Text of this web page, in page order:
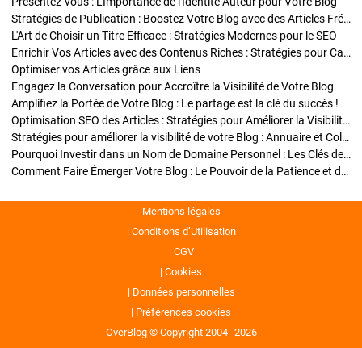
Stratégies de Publication : Boostez Votre Blog avec des Articles Fréquents et Exclusifs
L'Art de Choisir un Titre Efficace : Stratégies Modernes pour le SEO
Enrichir Vos Articles avec des Contenus Riches : Stratégies pour Captiver et Optimiser
Optimiser vos Articles grâce aux Liens
Engagez la Conversation pour Accroître la Visibilité de Votre Blog
Amplifiez la Portée de Votre Blog : Le partage est la clé du succès !
Optimisation SEO des Articles : Stratégies pour Améliorer la Visibilité de Votre Blog
Stratégies pour améliorer la visibilité de votre Blog : Annuaire et Collaborations
Pourquoi Investir dans un Nom de Domaine Personnel : Les Clés de la Réussite de Votre Blog
Comment Faire Émerger Votre Blog : Le Pouvoir de la Patience et de la Persévérance
Mentions légales
Conditions d’Utilisation
CGV
Cookies
Données personnelles
Préférences cookies
OverBlog © Copyright 2004--2026